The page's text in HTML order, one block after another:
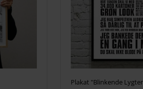
Plakat "Blinkende